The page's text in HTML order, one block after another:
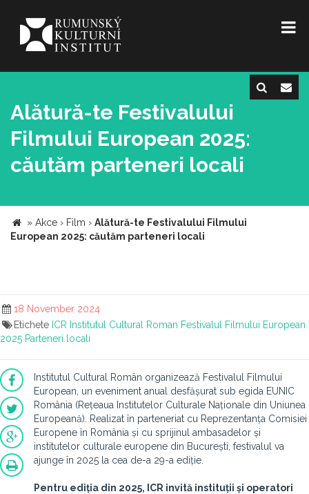
Alătură-te Festivalului
Filmului European 2025:
căutăm parteneri locali
» Akce › Film › Alătură-te Festivalului Filmului
European 2025: căutăm parteneri locali
18 November 2024
Etichete ICR Institutul Cultural Roman Festivalul Filmului European
2025 Parteneri locali
Institutul Cultural Român organizează Festivalul Filmului
European, un eveniment anual desfășurat sub egida EUNIC
România (Rețeaua Institutelor Culturale Naționale din Uniunea
Europeană). Realizat în parteneriat cu Reprezentanța Comisiei
Europene în România și cu sprijinul ambasadelor și
institutelor culturale europene din București, festivalul va
ajunge în 2025 la cea de-a 29-a ediție.
Pentru ediția din 2025, ICR invită instituții și operatori